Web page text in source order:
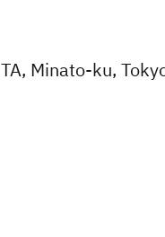
Minato-ku,